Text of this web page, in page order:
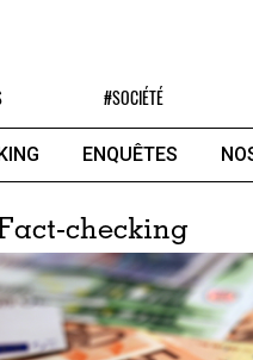
#SOCIÉTÉ
ENQUÊTES
checking